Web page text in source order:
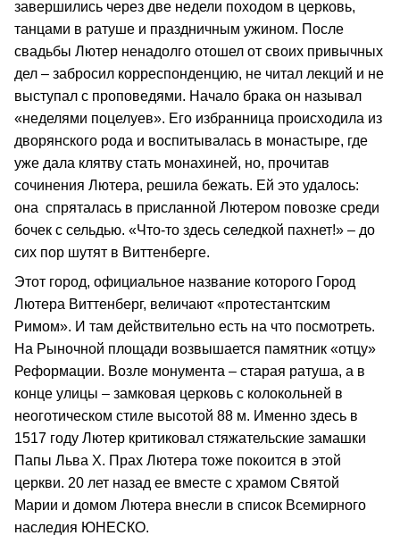
завершились через две недели походом в церковь,
танцами в ратуше и праздничным ужином. После
свадьбы Лютер ненадолго отошел от своих привычных
дел – забросил корреспонденцию, не читал лекций и не
выступал с проповедями. Начало брака он называл
«неделями поцелуев». Его избранница происходила из
дворянского рода и воспитывалась в монастыре, где
уже дала клятву стать монахиней, но, прочитав
сочинения Лютера, решила бежать. Ей это удалось:
она спряталась в присланной Лютером повозке среди
бочек с сельдью. «Что-то здесь селедкой пахнет!» – до
сих пор шутят в Виттенберге.
Этот город, официальное название которого Город
Лютера Виттенберг, величают «протестантским
Римом». И там действительно есть на что посмотреть.
На Рыночной площади возвышается памятник «отцу»
Реформации. Возле монумента – старая ратуша, а в
конце улицы – замковая церковь с колокольней в
неоготическом стиле высотой 88 м. Именно здесь в
1517 году Лютер критиковал стяжательские замашки
Папы Льва Х. Прах Лютера тоже покоится в этой
церкви. 20 лет назад ее вместе с храмом Святой
Марии и домом Лютера внесли в список Всемирного
наследия ЮНЕСКО.